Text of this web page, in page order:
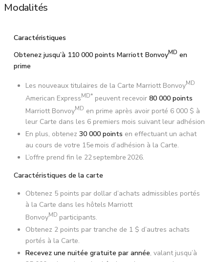
Modalités
Caractéristiques
Obtenez jusqu’à 110 000 points Marriott BonvoyMD en
prime
Les nouveaux titulaires de la Carte Marriott BonvoyMD
American ExpressMD* peuvent recevoir 80 000 points
Marriott BonvoyMD en prime après avoir porté 6 000 $ à
leur Carte dans les 6 premiers mois suivant leur adhésion
En plus, obtenez 30 000 points en effectuant un achat
au cours de votre 15e mois d’adhésion à la Carte.
L’offre prend fin le 22 septembre 2026.
Caractéristiques de la carte
Obtenez 5 points par dollar d’achats admissibles portés
à la Carte dans les hôtels Marriott
BonvoyMD participants.
Obtenez 2 points par tranche de 1 $ d’autres achats
portés à la Carte.
Recevez une nuitée gratuite par année, valant jusqu’à